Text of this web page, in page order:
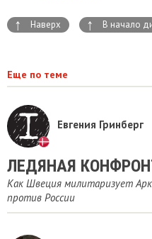
↑ Наверх ↑ В начало
Еще по теме
Евгения Гринберг
ЛЕДЯНАЯ
Как Швеция милитаризует
против России